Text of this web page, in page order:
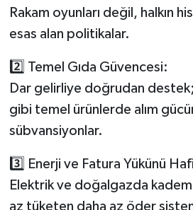
Rakam oyunları değil, halkın
esas alan politikalar.
2️⃣ Temel Gıda Güvencesi:
Dar gelirliye doğrudan
gibi temel ürünlerde alım
sübvansiyonlar.
3️⃣ Enerji ve Fatura Yükünü
Elektrik ve doğalgazda
az tüketen daha az öder